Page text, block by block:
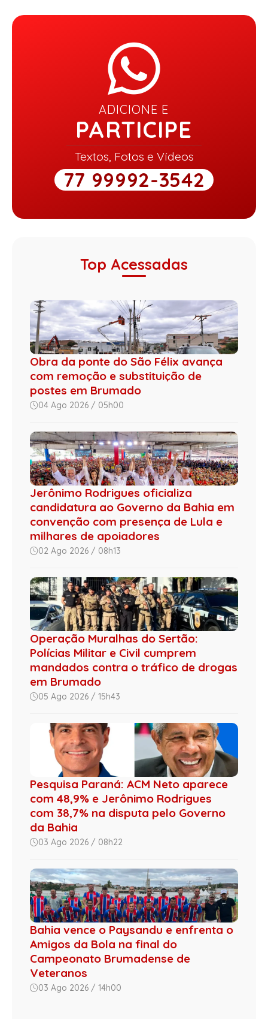
ADICIONE E
PARTICIPE
Textos, Fotos e Vídeos
77 99992-3542
Top Acessadas
Obra da ponte do São Félix avança
com remoção e substituição de
postes em Brumado
04 Ago 2026 / 05h00
Jerônimo Rodrigues oficializa
candidatura ao Governo da Bahia em
convenção com presença de Lula e
milhares de apoiadores
02 Ago 2026 / 08h13
Operação Muralhas do Sertão:
Polícias Militar e Civil cumprem
mandados contra o tráfico de drogas
em Brumado
05 Ago 2026 / 15h43
Pesquisa Paraná: ACM Neto aparece
com 48,9% e Jerônimo Rodrigues
com 38,7% na disputa pelo Governo
da Bahia
03 Ago 2026 / 08h22
Bahia vence o Paysandu e enfrenta o
Amigos da Bola na final do
Campeonato Brumadense de
Veteranos
03 Ago 2026 / 14h00